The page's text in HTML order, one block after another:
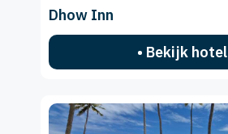
Dhow Inn
• Bekijk hotel